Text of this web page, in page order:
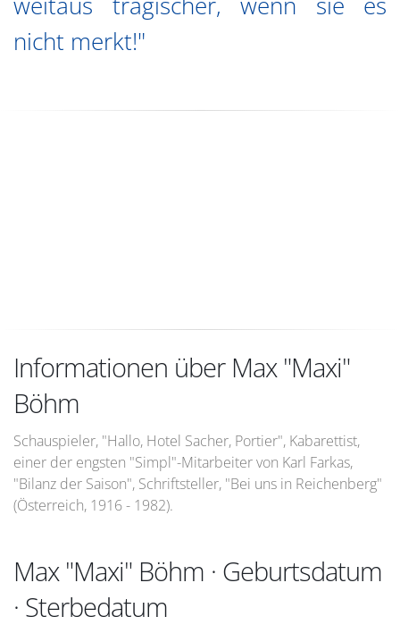
nicht merkt!"
Informationen über Max "Maxi"
Böhm
Schauspieler, "Hallo, Hotel Sacher, Portier", Kabarettist,
einer der engsten "Simpl"-Mitarbeiter von Karl Farkas,
"Bilanz der Saison", Schriftsteller, "Bei uns in Reichenberg"
(Österreich, 1916 - 1982).
Max "Maxi" Böhm · Geburtsdatum
· Sterbedatum